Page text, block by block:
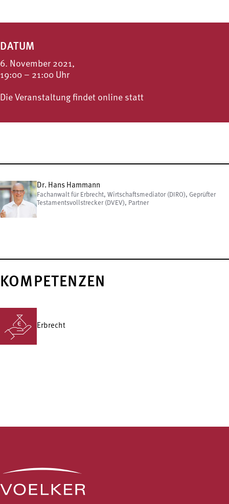
DATUM
6. November 2021,
19:00 – 21:00 Uhr
Die Veranstaltung findet online statt
Dr. Hans Hammann
Fachanwalt für Erbrecht, Wirtschaftsmediator (DIRO), Geprüfter
Testamentsvollstrecker (DVEV), Partner
KOMPETENZEN
Erbrecht